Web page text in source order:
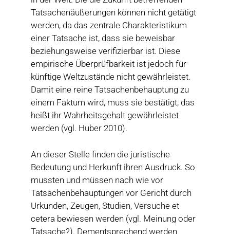
Tatsachenäußerungen können nicht getätigt
werden, da das zentrale Charakteristikum
einer Tatsache ist, dass sie beweisbar
beziehungsweise verifizierbar ist. Diese
empirische Überprüfbarkeit ist jedoch für
künftige Weltzustände nicht gewährleistet.
Damit eine reine Tatsachenbehauptung zu
einem Faktum wird, muss sie bestätigt, das
heißt ihr Wahrheitsgehalt gewährleistet
werden (vgl. Huber 2010).
An dieser Stelle finden die juristische
Bedeutung und Herkunft ihren Ausdruck. So
mussten und müssen nach wie vor
Tatsachenbehauptungen vor Gericht durch
Urkunden, Zeugen, Studien, Versuche et
cetera bewiesen werden (vgl. Meinung oder
Tatsache?). Dementsprechend werden